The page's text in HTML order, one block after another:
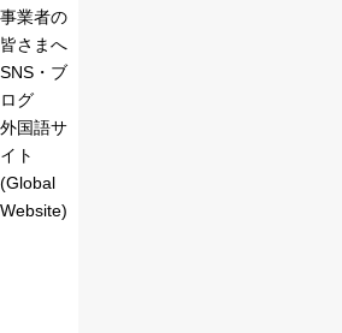
事業者の
皆さまへ
SNS・ブ
ログ
外国語サ
イト
(Global
Website)